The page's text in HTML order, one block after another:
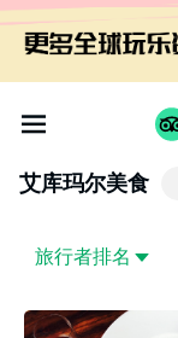
艾库玛尔美食
旅行者排名